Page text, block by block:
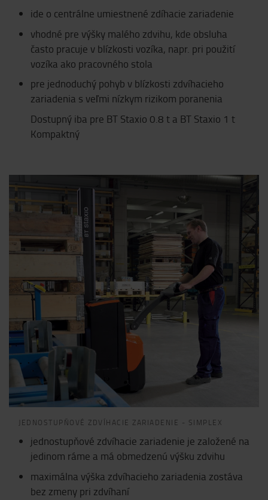
ide o centrálne umiestnené zdíhacie zariadenie
vhodné pre výšky malého zdvihu, kde obsluha
často pracuje v blízkosti vozíka, napr. pri použití
vozíka ako pracovného stola
pre jednoduchý pohyb v blízkosti zdvíhacieho
zariadenia s veľmi nízkym rizikom poranenia
Dostupný iba pre BT Staxio 0.8 t a BT Staxio 1 t
Kompaktný
JEDNOSTUPŇOVÉ ZDVÍHACIE ZARIADENIE - SIMPLEX
jednostupňové zdvíhacie zariadenie je založené na
jedinom ráme a má obmedzenú výšku zdvihu
maximálna výška zdvíhacieho zariadenia zostáva
bez zmeny pri zdvíhaní